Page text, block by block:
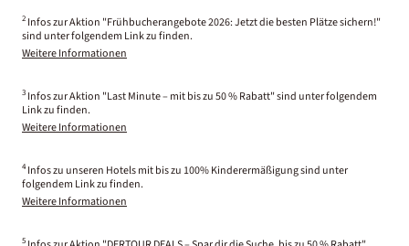
2 Infos zur Aktion "Frühbucherangebote 2026: Jetzt die besten Plätze sichern!"
sind unter folgendem Link zu finden.
Weitere Informationen
3 Infos zur Aktion "Last Minute – mit bis zu 50 % Rabatt" sind unter folgendem
Link zu finden.
Weitere Informationen
4 Infos zu unseren Hotels mit bis zu 100% Kinderermäßigung sind unter
folgendem Link zu finden.
Weitere Informationen
5